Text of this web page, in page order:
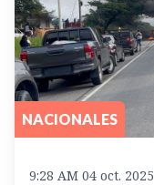
NACIONALES
9:28 AM 04 oct. 2025